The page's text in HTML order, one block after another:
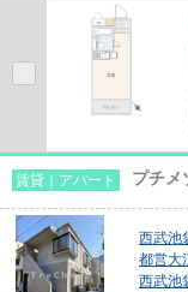
賃貸｜アパート プチメ
西武池
都営大
西武池